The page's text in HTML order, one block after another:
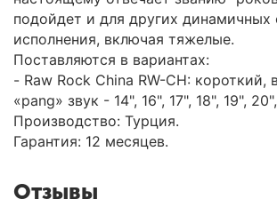
подойдет и для других динамичных
исполнения, включая тяжелые.
Поставляются в вариантах:
- Raw Rock China RW-CH: короткий,
«pang» звук - 14", 16", 17", 18", 19",
Производство: Турция.
Гарантия: 12 месяцев.
Отзывы